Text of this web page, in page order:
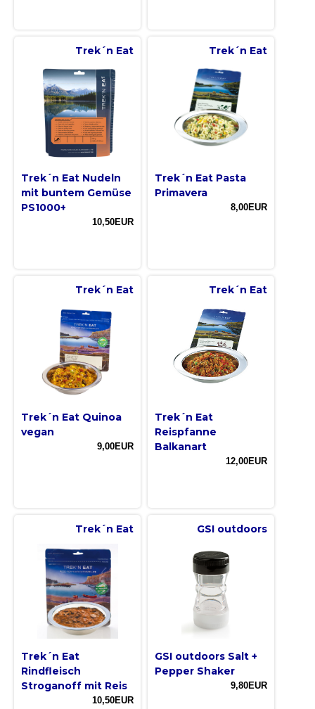
Trek´n Eat
Trek´n Eat Nudeln
mit buntem Gemüse
PS1000+
10,50EUR
Trek´n Eat
Trek´n Eat Pasta
Primavera
8,00EUR
Trek´n Eat
Trek´n Eat Quinoa
vegan
9,00EUR
Trek´n Eat
Trek´n Eat
Reispfanne
Balkanart
12,00EUR
Trek´n Eat
Trek´n Eat
Rindfleisch
Stroganoff mit Reis
10,50EUR
GSI outdoors
GSI outdoors Salt +
Pepper Shaker
9,80EUR